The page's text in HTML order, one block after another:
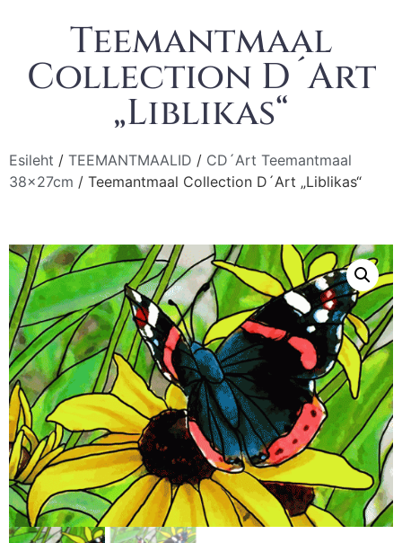
Teemantmaal
Collection D´Art
„Liblikas“
Esileht / TEEMANTMAALID / CD´Art Teemantmaal
38x27cm / Teemantmaal Collection D´Art „Liblikas“